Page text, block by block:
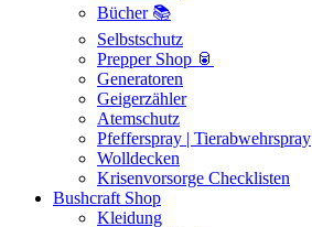
Bücher 📚
Selbstschutz
Prepper Shop 🥫
Generatoren
Geigerzähler
Atemschutz
Pfefferspray | Tierabwehrspray
Wolldecken
Krisenvorsorge Checklisten
Bushcraft Shop
Kleidung